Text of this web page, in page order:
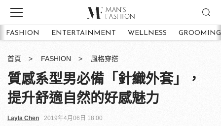
FASHION ENTERTAINMENT WELLNESS GROOMING
首頁 FASHION 風格穿搭
質感系型男必備「針織外套」，
提升舒適自然的好感魅力
Layla Chen 2019年4月06日 18:00